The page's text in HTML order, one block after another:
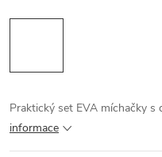
Praktický set EVA míchačky s
informace